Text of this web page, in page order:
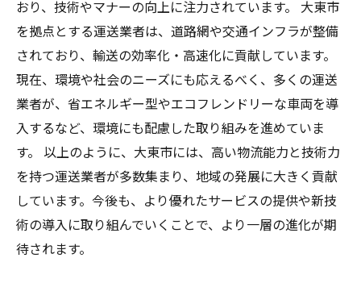
おり、技術やマナーの向上に注力されています。 大東市
を拠点とする運送業者は、道路網や交通インフラが整備
されており、輸送の効率化・高速化に貢献しています。
現在、環境や社会のニーズにも応えるべく、多くの運送
業者が、省エネルギー型やエコフレンドリーな車両を導
入するなど、環境にも配慮した取り組みを進めていま
す。 以上のように、大東市には、高い物流能力と技術力
を持つ運送業者が多数集まり、地域の発展に大きく貢献
しています。今後も、より優れたサービスの提供や新技
術の導入に取り組んでいくことで、より一層の進化が期
待されます。